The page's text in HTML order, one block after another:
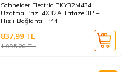
Schneider Electric PKY32M434
Uzatma Prizi 4X32A Trifaze 3P + T
Hızlı Bağlantı IP44
1.995,20TL
837,99TL